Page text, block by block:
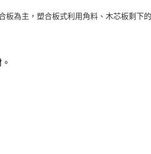
板為主，塑合板式利用角料、木芯板剩下